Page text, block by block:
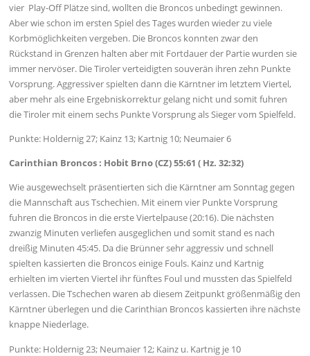
vier Play-Off Plätze sind, wollten die Broncos unbedingt gewinnen.
Aber wie schon im ersten Spiel des Tages wurden wieder zu viele
Korbmöglichkeiten vergeben. Die Broncos konnten zwar den
Rückstand in Grenzen halten aber mit Fortdauer der Partie wurden sie
immer nervöser. Die Tiroler verteidigten souverän ihren zehn Punkte
Vorsprung. Aggressiver spielten dann die Kärntner im letztem Viertel,
aber mehr als eine Ergebniskorrektur gelang nicht und somit fuhren
die Tiroler mit einem sechs Punkte Vorsprung als Sieger vom Spielfeld.
Punkte: Holdernig 27; Kainz 13; Kartnig 10; Neumaier 6
Carinthian Broncos : Hobit Brno (CZ) 55:61 ( Hz. 32:32)
Wie ausgewechselt präsentierten sich die Kärntner am Sonntag gegen
die Mannschaft aus Tschechien. Mit einem vier Punkte Vorsprung
fuhren die Broncos in die erste Viertelpause (20:16). Die nächsten
zwanzig Minuten verliefen ausgeglichen und somit stand es nach
dreißig Minuten 45:45. Da die Brünner sehr aggressiv und schnell
spielten kassierten die Broncos einige Fouls. Kainz und Kartnig
erhielten im vierten Viertel ihr fünftes Foul und mussten das Spielfeld
verlassen. Die Tschechen waren ab diesem Zeitpunkt größenmäßig den
Kärntner überlegen und die Carinthian Broncos kassierten ihre nächste
knappe Niederlage.
Punkte: Holdernig 23; Neumaier 12; Kainz u. Kartnig je 10